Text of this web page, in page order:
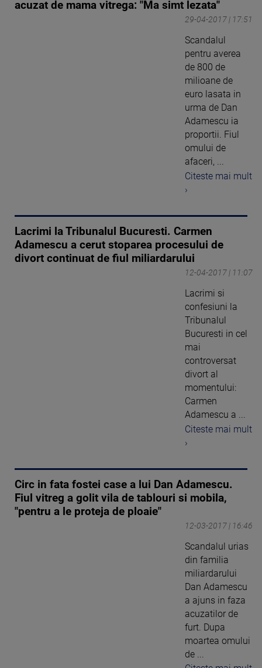
acuzat de mama vitrega: "Ma simt lezata"
29-04-2017 | 17:51
Scandalul
pentru averea
de 800 de
milioane de
euro lasata in
urma de Dan
Adamescu ia
proportii. Fiul
omului de
afaceri, ...
Citeste mai mult
›
Lacrimi la Tribunalul Bucuresti. Carmen
Adamescu a cerut stoparea procesului de
divort continuat de fiul miliardarului
12-04-2017 | 11:07
Lacrimi si
confesiuni la
Tribunalul
Bucuresti in cel
mai
controversat
divort al
momentului:
Carmen
Adamescu a ...
Citeste mai mult
›
Circ in fata fostei case a lui Dan Adamescu.
Fiul vitreg a golit vila de tablouri si mobila,
"pentru a le proteja de ploaie"
12-03-2017 | 16:46
Scandalul urias
din familia
miliardarului
Dan Adamescu
a ajuns in faza
acuzatilor de
furt. Dupa
moartea omului
de ...